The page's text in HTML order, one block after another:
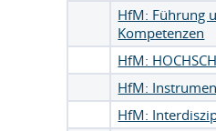
HfM: Führung
Kompetenzen
HfM:
HfM:
HfM: